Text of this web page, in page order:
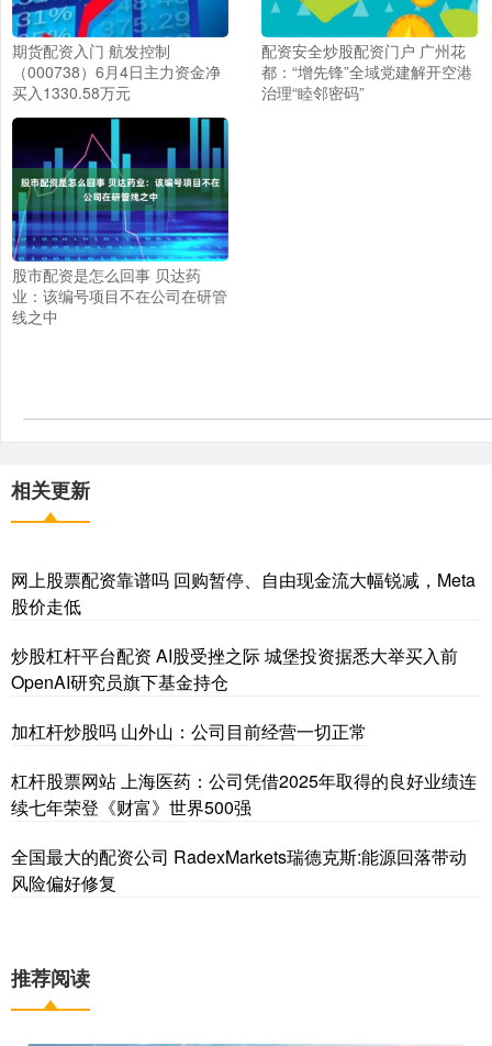
期货配资入门 航发控制
（000738）6月4日主力资金净
买入1330.58万元
配资安全炒股配资门户 广州花
都：“增先锋”全域党建解开空港
治理“睦邻密码”
股市配资是怎么回事 贝达药
业：该编号项目不在公司在研管
线之中
相关更新
网上股票配资靠谱吗 回购暂停、自由现金流大幅锐减，Meta
股价走低
炒股杠杆平台配资 AI股受挫之际 城堡投资据悉大举买入前
OpenAI研究员旗下基金持仓
加杠杆炒股吗 山外山：公司目前经营一切正常
杠杆股票网站 上海医药：公司凭借2025年取得的良好业绩连
续七年荣登《财富》世界500强
全国最大的配资公司 RadexMarkets瑞德克斯:能源回落带动
风险偏好修复
推荐阅读